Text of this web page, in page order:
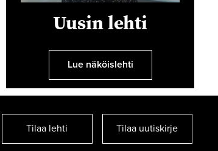
Uusin lehti
Lue näköislehti
Tilaa lehti Tilaa uutiskirje